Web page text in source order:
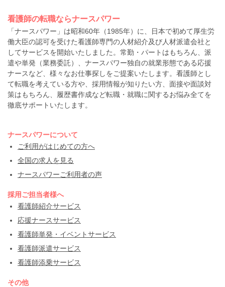
看護師の転職ならナースパワー
「ナースパワー」は昭和60年（1985年）に、日本で初めて厚生労
働大臣の認可を受けた看護師専門の人材紹介及び人材派遣会社と
してサービスを開始いたしました。常勤・パートはもちろん、派
遣や単発（業務委託）、ナースパワー独自の就業形態である応援
ナースなど、様々なお仕事探しをご提案いたします。看護師とし
て転職を考えている方や、採用情報が知りたい方、面接や面談対
策はもちろん、履歴書作成など転職・就職に関するお悩み全てを
徹底サポートいたします。
ナースパワーについて
ご利用がはじめての方へ
全国の求人を見る
ナースパワーご利用者の声
採用ご担当者様へ
看護師紹介サービス
応援ナースサービス
看護師単発・イベントサービス
看護師派遣サービス
看護師添乗サービス
その他